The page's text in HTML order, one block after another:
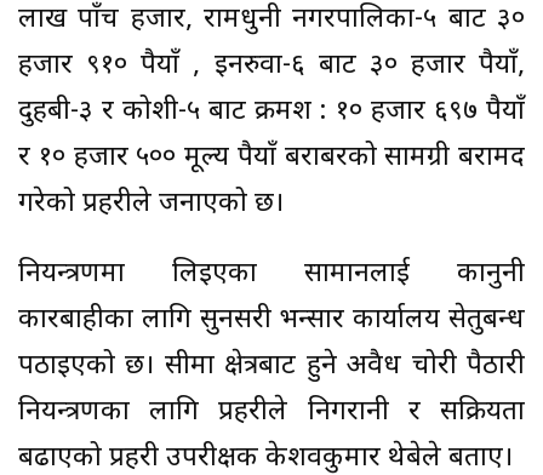
लाख पाँच हजार, रामधुनी नगरपालिका-५ बाट ३०
हजार ९१० रूपैयाँ , इनरुवा-६ बाट ३० हजार रूपैयाँ,
दुहबी-३ र कोशी-५ बाट क्रमश : १० हजार ६९७ रूपैयाँ
र १० हजार ५०० मूल्य रूपैयाँ बराबरको सामग्री बरामद
गरेको प्रहरीले जनाएको छ।
नियन्त्रणमा लिइएका सामानलाई कानुनी
कारबाहीका लागि सुनसरी भन्सार कार्यालय सेतुबन्ध
पठाइएको छ। सीमा क्षेत्रबाट हुने अवैध चोरी पैठारी
नियन्त्रणका लागि प्रहरीले निगरानी र सक्रियता
बढाएको प्रहरी उपरीक्षक केशवकुमार थेबेले बताए।